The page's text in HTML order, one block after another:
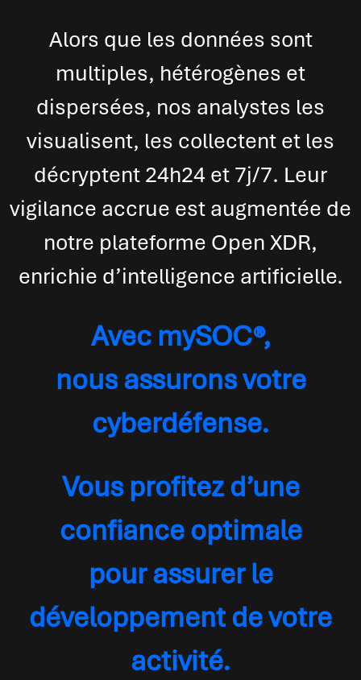
Alors que les données sont
multiples, hétérogènes et
dispersées, nos analystes les
visualisent, les collectent et les
décryptent 24h24 et 7j/7. Leur
vigilance accrue est augmentée de
notre plateforme Open XDR,
enrichie d’intelligence artificielle.
Avec mySOC®,
nous assurons votre
cyberdéfense.
Vous profitez d’une
confiance optimale
pour assurer le
développement de votre
activité.